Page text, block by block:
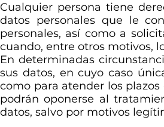
Cualquier persona tiene
datos personales que le
personales, así como a
cuando, entre otros motivos,
En determinadas
sus datos, en cuyo caso
como para atender los
podrán oponerse al
datos, salvo por motivos